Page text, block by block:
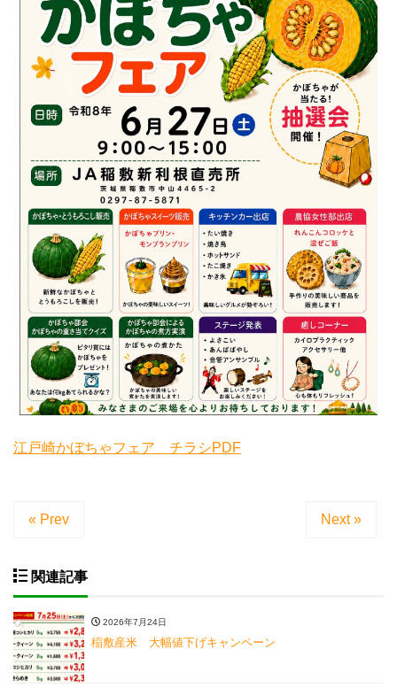
江戸崎かぼちゃフェア チラシPDF
« Prev Next »
関連記事
2026年7月24日
稲敷産米 大幅値下げキャンペーン